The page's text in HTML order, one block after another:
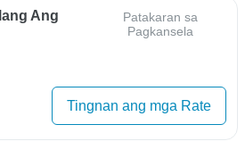
Ang
Patakaran sa
Pagkansela
Tingnan ang mga Rate